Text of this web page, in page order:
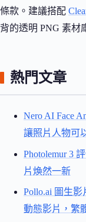
條款。建議搭配
背的透明 PNG 素材
熱門文章
Nero AI Face
讓照片人物可
Photolemur 3
片煥然一新
Pollo.ai 圖生
動態影片，繁